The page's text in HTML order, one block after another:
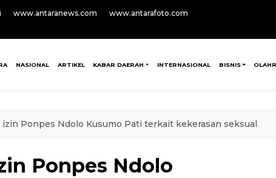
www.antaranews.com
www.antarafoto.com
NASIONAL ARTIKEL KABAR DAERAH INTERNASIONAL BISNIS
Ponpes Ndolo Kusumo Pati terkait kekerasan seksual
Ponpes Ndolo